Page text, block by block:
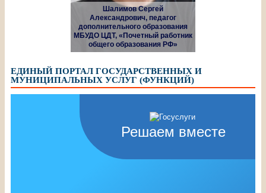
Шалимов Сергей
Александрович, педагог
дополнительного образования
МБУДО ЦДТ, «Почетный работник
общего образования РФ»
ЕДИНЫЙ ПОРТАЛ ГОСУДАРСТВЕННЫХ И
МУНИЦИПАЛЬНЫХ УСЛУГ (ФУНКЦИЙ)
Решаем вместе